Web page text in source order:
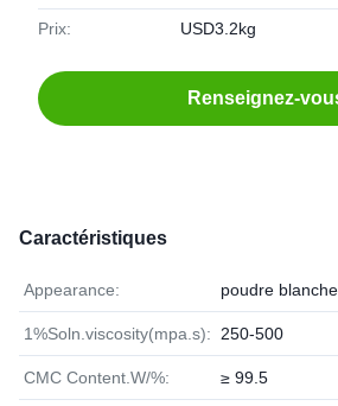
Prix: USD3.2kg
Renseignez-
Caractéristiques
Appearance: poudre
1%Soln.viscosity(mpa.s): 250-500
CMC Content.W/%: ≥ 99.5